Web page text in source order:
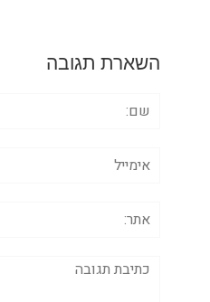
השארת תגובה
תגובה